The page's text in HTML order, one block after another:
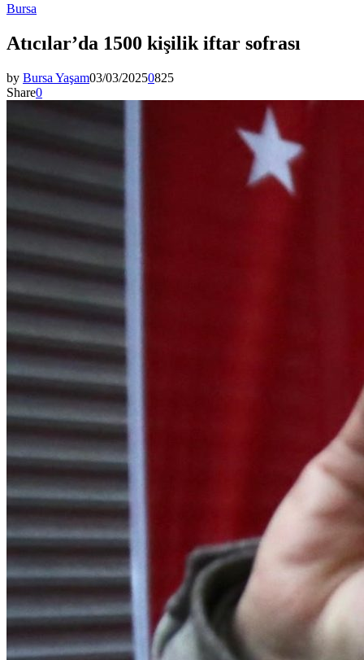
Bursa
Atıcılar’da 1500 kişilik iftar sofrası
by Bursa Yaşam03/03/20250825
Share0